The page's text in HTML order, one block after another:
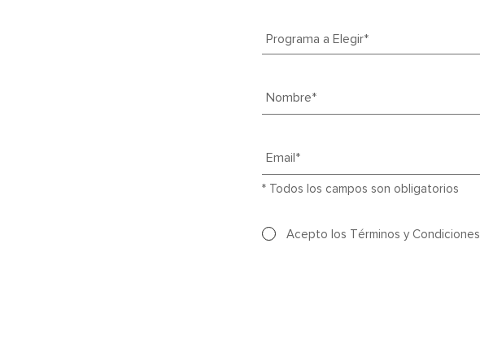
Nombre*
Email*
* Todos los campos son obligatorios
Acepto los Términos y Condiciones